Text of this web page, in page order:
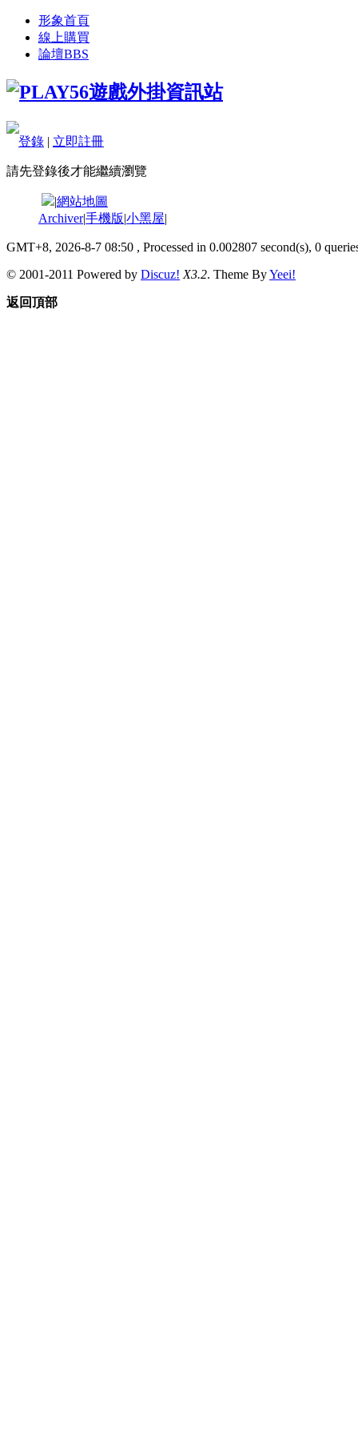
形象首頁
線上購買
論壇BBS
登錄 | 立即註冊
請先登錄後才能繼續瀏覽
|網站地圖
Archiver|手機版|小黑屋|
GMT+8, 2026-8-7 08:50 , Processed in 0.002807 second(s), 0
© 2001-2011 Powered by Discuz! X3.2. Theme ByYeei!
返回頂部